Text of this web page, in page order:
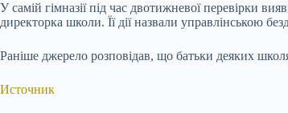
У самій гімназії під час двотижневої перевірки
директорка школи. Її дії назвали управлінською
Раніше джерело розповідав, що батьки деяких
Источник